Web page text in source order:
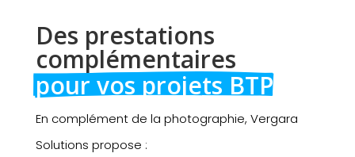
Des prestations
complémentaires
pour vos projets BTP
En complément de la photographie, Vergara
Solutions propose :